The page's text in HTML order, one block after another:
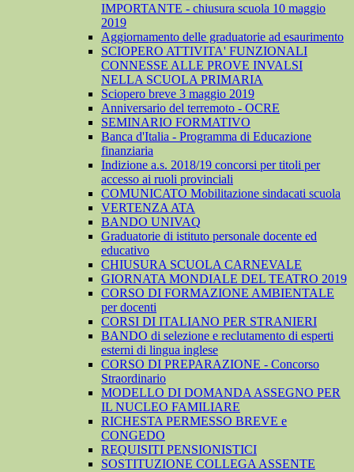
IMPORTANTE - chiusura scuola 10 maggio
2019
Aggiornamento delle graduatorie ad esaurimento
SCIOPERO ATTIVITA' FUNZIONALI
CONNESSE ALLE PROVE INVALSI
NELLA SCUOLA PRIMARIA
Sciopero breve 3 maggio 2019
Anniversario del terremoto - OCRE
SEMINARIO FORMATIVO
Banca d'Italia - Programma di Educazione
finanziaria
Indizione a.s. 2018/19 concorsi per titoli per
accesso ai ruoli provinciali
COMUNICATO Mobilitazione sindacati scuola
VERTENZA ATA
BANDO UNIVAQ
Graduatorie di istituto personale docente ed
educativo
CHIUSURA SCUOLA CARNEVALE
GIORNATA MONDIALE DEL TEATRO 2019
CORSO DI FORMAZIONE AMBIENTALE
per docenti
CORSI DI ITALIANO PER STRANIERI
BANDO di selezione e reclutamento di esperti
esterni di lingua inglese
CORSO DI PREPARAZIONE - Concorso
Straordinario
MODELLO DI DOMANDA ASSEGNO PER
IL NUCLEO FAMILIARE
RICHESTA PERMESSO BREVE e
CONGEDO
REQUISITI PENSIONISTICI
SOSTITUZIONE COLLEGA ASSENTE